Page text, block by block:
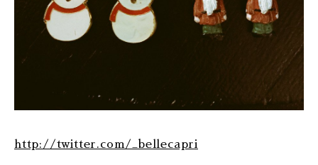
http://twitter.com/_bellecapri